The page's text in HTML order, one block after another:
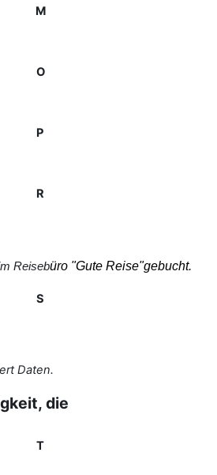
M
O
P
R
Reisebüro "Gute Reise"gebucht.
S
Daten.
die
T